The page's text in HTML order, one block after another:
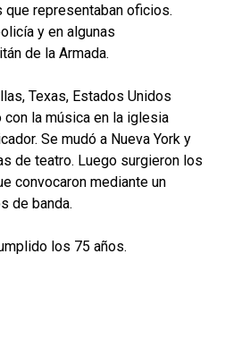
que representaban oficios.
y en algunas
de la Armada.
Texas, Estados Unidos
la música en la iglesia
Se mudó a Nueva York y
de teatro. Luego surgieron los
convocaron mediante un
de banda.
los 75 años.